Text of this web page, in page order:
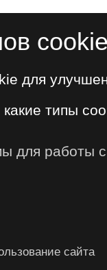
для
типы
для работы
сайта